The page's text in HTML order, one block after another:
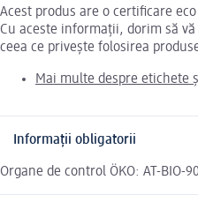
Acest produs are o certificare
Cu aceste informații, dorim să
ceea ce privește folosirea
Mai multe despre etichete
Informații obligatorii
Organe de control ÖKO: AT-BIO-